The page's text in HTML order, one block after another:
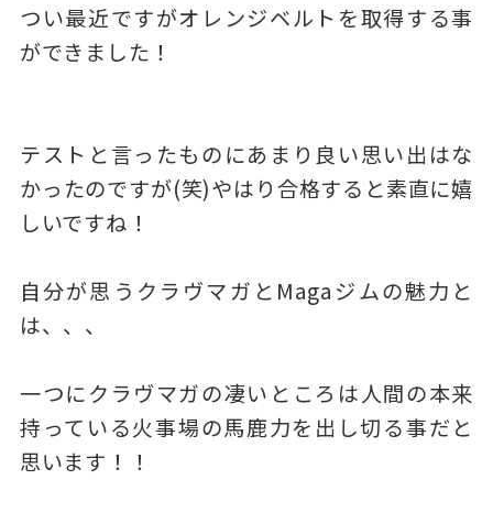
つい最近ですがオレンジベルトを取得する事
ができました！
テストと言ったものにあまり良い思い出はな
かったのですが(笑)やはり合格すると素直に嬉
しいですね！
自分が思うクラヴマガとMagaジムの魅力と
は、、、
一つにクラヴマガの凄いところは人間の本来
持っている火事場の馬鹿力を出し切る事だと
思います！！